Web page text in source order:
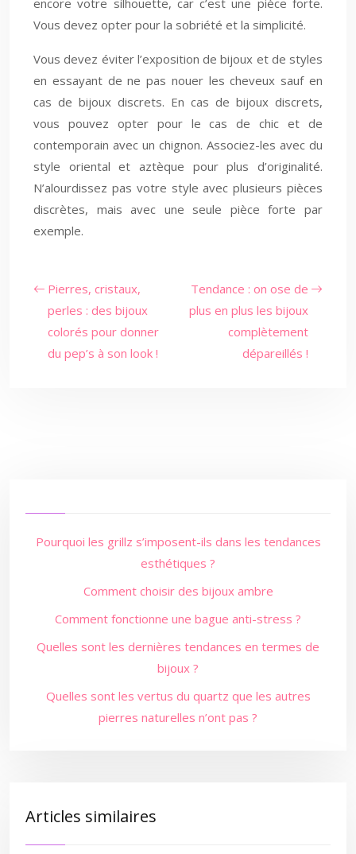
encore votre silhouette, car c’est une pièce forte.
Vous devez opter pour la sobriété et la simplicité.
Vous devez éviter l’exposition de bijoux et de styles
en essayant de ne pas nouer les cheveux sauf en
cas de bijoux discrets. En cas de bijoux discrets,
vous pouvez opter pour le cas de chic et de
contemporain avec un chignon. Associez-les avec du
style oriental et aztèque pour plus d’originalité.
N’alourdissez pas votre style avec plusieurs pièces
discrètes, mais avec une seule pièce forte par
exemple.
Pierres, cristaux,
perles : des bijoux
colorés pour donner
du pep’s à son look !
Tendance : on ose de
plus en plus les bijoux
complètement
dépareillés !
Pourquoi les grillz s’imposent-ils dans les tendances
esthétiques ?
Comment choisir des bijoux ambre
Comment fonctionne une bague anti-stress ?
Quelles sont les dernières tendances en termes de
bijoux ?
Quelles sont les vertus du quartz que les autres
pierres naturelles n’ont pas ?
Articles similaires